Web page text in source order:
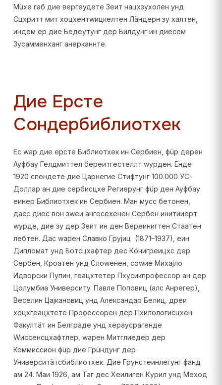
Мüхе габ дие вергеудете Зеит нацхзухолен унд
Сцхритт мит хоцхентwицкелтен Лäндерн зу халтен,
индем ер дие Бедеутунг дер Билдунг ин диесем
Зусамменханг анерканнте.
Дие Ерсте
Сондербиблиотхек
Ес wар дие ерсте Библиотхек ин Сербиен, фüр дерен
Ауфбау Гелдмиттел береитгестеллт wурден. Енде
1920 спендете дие Царнегие Стифтунг 100.000 УС-
Доллар ан дие сербисцхе Региерунг фüр ден Ауфбау
еинер Библиотхек ин Сербиен. Ман мусс бетонен,
дасс диес вон зwеи ангесехенен Сербен инитииерт
wурде, дие зу дер Зеит ин ден Вереинигтен Стаатен
лебтен. Дас wарен Славко Грујиц (1871–1937), еин
Дипломат унд Ботсцхафтер дес Кöнигреицхс дер
Сербен, Кроатен унд Слоwенен, соwие Михајло
Идворски Пупин, геацхтетер Пхyсикпрофессор ан дер
Цолумбиа Университy. Павле Поповиц (алс Анрегер),
Веселин Цајкановиц унд Александар Белиц, дреи
хоцхгеацхтете Профессорен дер Пхилологисцхен
Факултäт ин Белграде унд хераусрагенде
Wиссенсцхафтлер, wарен Митглиедер дер
Коммиссион фüр дие Грüндунг дер
Университäтсбиблиотхек. Дие Грунстеинлегунг фанд
ам 24. Маи 1926, ам Таг дес Хеилиген Кyрил унд Меход